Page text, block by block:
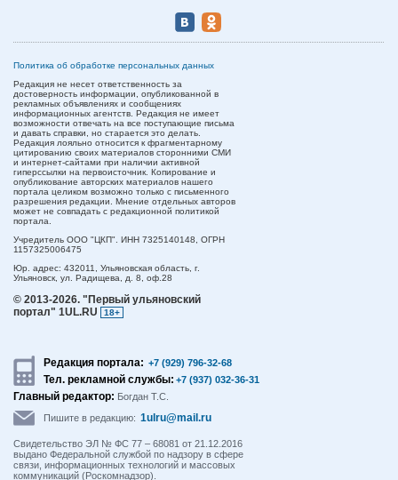
Политика об обработке персональных данных
Редакция не несет ответственность за
достоверность информации, опубликованной в
рекламных объявлениях и сообщениях
информационных агентств. Редакция не имеет
возможности отвечать на все поступающие письма
и давать справки, но старается это делать.
Редакция лояльно относится к фрагментарному
цитированию своих материалов сторонними СМИ
и интернет-сайтами при наличии активной
гиперссылки на первоисточник. Копирование и
опубликование авторских материалов нашего
портала целиком возможно только с письменного
разрешения редакции. Мнение отдельных авторов
может не совпадать с редакционной политикой
портала.
Учредитель ООО "ЦКП". ИНН 7325140148, ОГРН
1157325006475
Юр. адрес: 432011, Ульяновская область, г.
Ульяновск, ул. Радищева, д. 8, оф.28
© 2013-2026. "Первый ульяновский
портал" 1UL.RU
18+
Редакция портала: +7 (929) 796-32-68
Тел. рекламной службы: +7 (937) 032-36-31
Главный редактор: Богдан Т.С.
Пишите в редакцию: 1ulru@mail.ru
Свидетельство ЭЛ № ФС 77 – 68081 от 21.12.2016
выдано Федеральной службой по надзору в сфере
связи, информационных технологий и массовых
коммуникаций (Роскомнадзор).